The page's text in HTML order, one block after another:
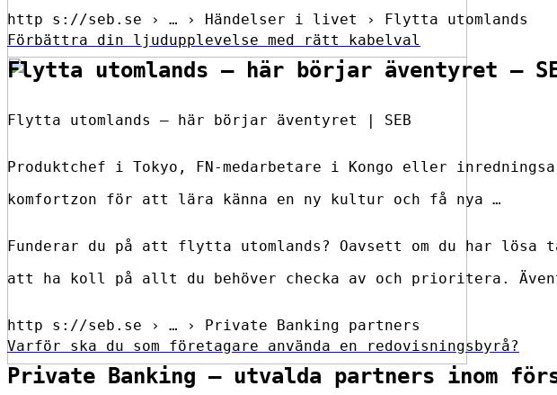
Förbättra din ljudupplevelse med rätt kabelval
Varför ska du som företagare använda en redovisningsbyrå?
http s://seb.se › … › Händelser i livet › Flytta utomlands
Flytta utomlands – här börjar äventyret –
Flytta utomlands – här börjar äventyret | SEB
Produktchef i Tokyo, FN-medarbetare i Kongo eller
komfortzon för att lära känna en ny kultur och få nya …
Funderar du på att flytta utomlands? Oavsett om du har
att ha koll på allt du behöver checka av och prioritera.
http s://seb.se › … › Private Banking partners
Private Banking – utvalda partners inom